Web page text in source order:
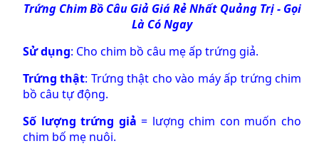
Trứng Chim Bồ Câu GiảGiá Rẻ Nhất Quảng Trị - Gọi
Là Có Ngay
Sử dụng: Cho chim bồ câu mẹ ấp trứng giả.
Trứng thật: Trứng thật cho vào máy ấp trứng chim
bồ câu tự động.
Số lượng trứng giả = lượng chim con muốn cho
chim bố mẹ nuôi.